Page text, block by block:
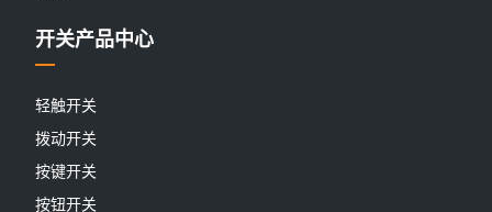
开关产品中心
轻触开关
拨动开关
按键开关
按钮开关